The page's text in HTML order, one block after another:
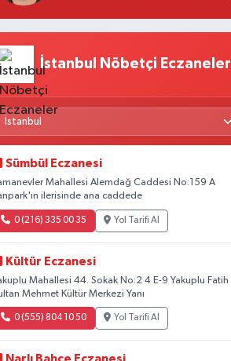
İstanbul Nöbetçi Eczaneler
Sümbül Eczanesi
Mahallesi Alemdağ Caddesi No:159 A
ilerisinde ana caddede
0 (216) 335 00 35 Yol Tarifi Al
Kültür Eczanesi
Mahallesi 44. Sokak No:2 4 E-9 Yakuplu Fatih
Mehmet Kültür Merkezi Yanı
0 (555) 804 10 50 Yol Tarifi Al